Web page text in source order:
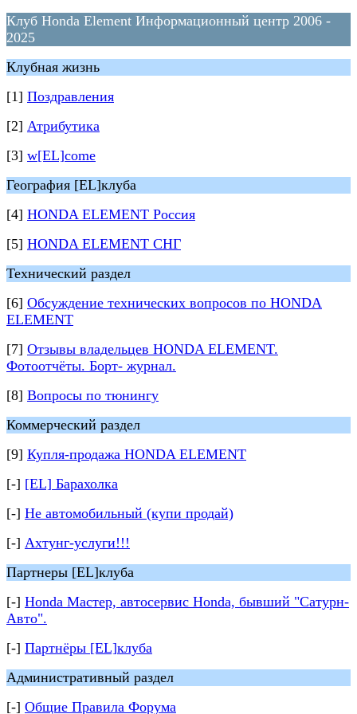
Клуб Honda Element Информационный центр 2006 -
2025
Клубная жизнь
[1] Поздравления
[2] Атрибутика
[3] w[EL]come
География [EL]клуба
[4] HONDA ELEMENT Россия
[5] HONDA ELEMENT СНГ
Технический раздел
[6] Обсуждение технических вопросов по HONDA
ELEMENT
[7] Отзывы владельцев HONDA ELEMENT.
Фотоотчёты. Борт- журнал.
[8] Вопросы по тюнингу
Коммерческий раздел
[9] Купля-продажа HONDA ELEMENT
[-] [EL] Барахолка
[-] Не автомобильный (купи продай)
[-] Ахтунг-услуги!!!
Партнеры [EL]клуба
[-] Honda Мастер, автосервис Honda, бывший "Сатурн-
Авто".
[-] Партнёры [EL]клуба
Административный раздел
[-] Общие Правила Форума